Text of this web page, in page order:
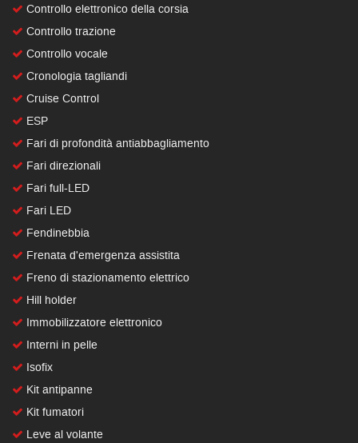
Controllo elettronico della corsia
Controllo trazione
Controllo vocale
Cronologia tagliandi
Cruise Control
ESP
Fari di profondità antiabbagliamento
Fari direzionali
Fari full-LED
Fari LED
Fendinebbia
Frenata d'emergenza assistita
Freno di stazionamento elettrico
Hill holder
Immobilizzatore elettronico
Interni in pelle
Isofix
Kit antipanne
Kit fumatori
Leve al volante